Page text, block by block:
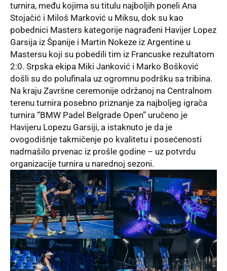
turnira, među kojima su titulu najboljih poneli Ana
Stojačić i Miloš Marković u Miksu, dok su kao
pobednici Masters kategorije nagrađeni Havijer Lopez
Garsija iz Španije i Martin Nokeze iz Argentine u
Mastersu koji su pobedili tim iz Francuske rezultatom
2:0. Srpska ekipa Miki Janković i Marko Bošković
došli su do polufinala uz ogromnu podršku sa tribina.
Na kraju Završne ceremonije održanoj na Centralnom
terenu turnira posebno priznanje za najboljeg igrača
turnira “BMW Padel Belgrade Open” uručeno je
Havijeru Lopezu Garsiji, a istaknuto je da je
ovogodišnje takmičenje po kvalitetu i posećenosti
nadmašilo prvenac iz prošle godine – uz potvrdu
organizacije turnira u narednoj sezoni.